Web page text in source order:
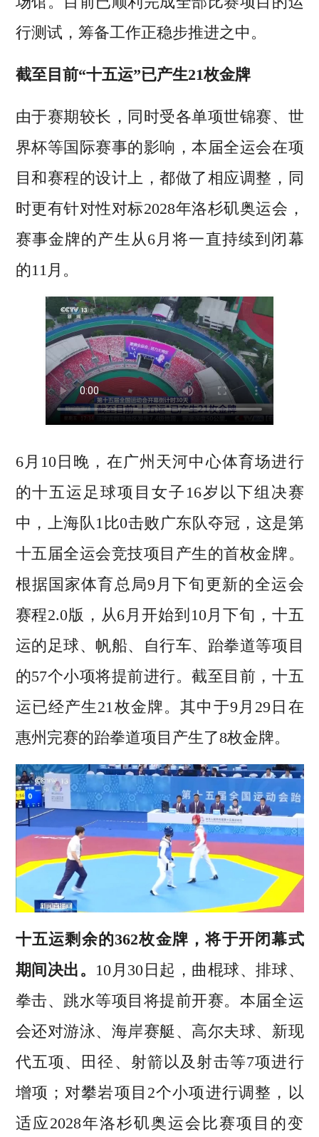
行测试，筹备工作正稳步推进之中。
截至目前“十五运”已产生21枚金牌
由于赛期较长，同时受各单项世锦赛、世
界杯等国际赛事的影响，本届全运会在项
目和赛程的设计上，都做了相应调整，同
时更有针对性对标2028年洛杉矶奥运会，
赛事金牌的产生从6月将一直持续到闭幕
的11月。
6月10日晚，在广州天河中心体育场进行
的十五运足球项目女子16岁以下组决赛
中，上海队1比0击败广东队夺冠，这是第
十五届全运会竞技项目产生的首枚金牌。
根据国家体育总局9月下旬更新的全运会
赛程2.0版，从6月开始到10月下旬，十五
运的足球、帆船、自行车、跆拳道等项目
的57个小项将提前进行。截至目前，十五
运已经产生21枚金牌。其中于9月29日在
惠州完赛的跆拳道项目产生了8枚金牌。
十五运剩余的362枚金牌，将于开闭幕式
期间决出。 10月30日起，曲棍球、排球、
拳击、跳水等项目将提前开赛。本届全运
会还对游泳、海岸赛艇、高尔夫球、新现
代五项、田径、射箭以及射击等7项进行
增项；对攀岩项目2个小项进行调整，以
适应2028年洛杉矶奥运会比赛项目的变